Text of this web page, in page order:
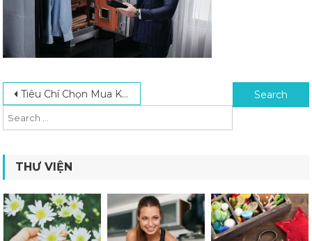
Post navigation
Tiêu Chí Chọn Mua Két Sắt Cho Gia Đình Đảm Bảo Chất Lượng & An Toàn Search for:
THƯ VIỆN